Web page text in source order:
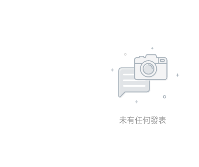
未有任何發表